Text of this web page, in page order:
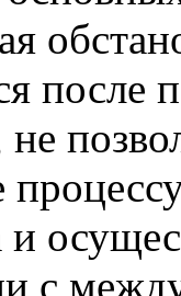
после
и
с